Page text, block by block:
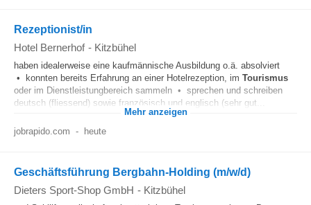
Rezeptionist/in
Hotel Bernerhof - Kitzbühel
haben idealerweise eine kaufmännische Ausbildung o.ä. absolviert
• konnten bereits Erfahrung an einer Hotelrezeption, im Tourismus
oder im Dienstleistungbereich sammeln • sprechen und schreiben
deutsch (fliessend) sowie französisch und englisch (sehr gut...
Mehr anzeigen
jobrapido.com - heute
Geschäftsführung Bergbahn-Holding (m/w/d)
Dieters Sport-Shop GmbH - Kitzbühel